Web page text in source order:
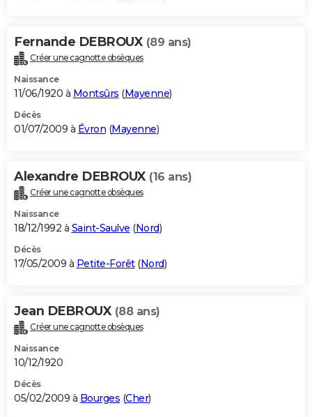
Fernande DEBROUX (89 ans)
Créer une cagnotte obsèques
Naissance
11/06/1920 à Montsûrs (Mayenne)
Décès
01/07/2009 à Évron (Mayenne)
Alexandre DEBROUX (16 ans)
Créer une cagnotte obsèques
Naissance
18/12/1992 à Saint-Saulve (Nord)
Décès
17/05/2009 à Petite-Forêt(Nord)
Jean DEBROUX (88 ans)
Créer une cagnotte obsèques
Naissance
10/12/1920
Décès
05/02/2009 à Bourges (Cher)